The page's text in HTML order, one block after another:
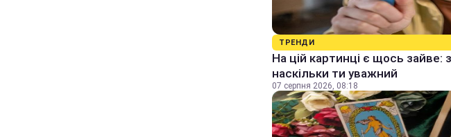
ТРЕНДИ
На цій картинці є щось зайве:
наскільки ти уважний
07 серпня 2026, 08:18